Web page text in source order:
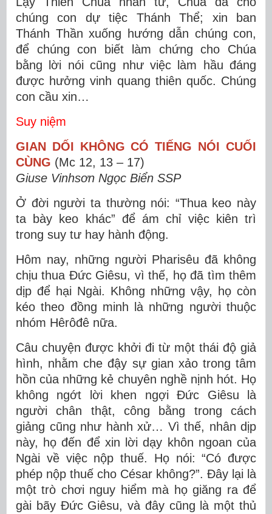
chúng con dự tiệc Thánh Thể; xin ban
Thánh Thần xuống hướng dẫn chúng con,
để chúng con biết làm chứng cho Chúa
bằng lời nói cũng như việc làm hầu đáng
được hưởng vinh quang thiên quốc. Chúng
con cầu xin…
Suy niệm
GIAN DỐI KHÔNG CÓ TIẾNG NÓI CUỐI
CÙNG (Mc 12, 13 – 17)
Giuse Vinhsơn Ngọc Biển SSP
Ở đời người ta thường nói: “Thua keo này
ta bày keo khác” để ám chỉ việc kiên trì
trong suy tư hay hành động.
Hôm nay, những người Pharisêu đã không
chịu thua Đức Giêsu, vì thế, họ đã tìm thêm
dịp để hại Ngài. Không những vậy, họ còn
kéo theo đồng minh là những người thuộc
nhóm Hêrôđê nữa.
Câu chuyện được khởi đi từ một thái độ giả
hình, nhằm che đậy sự gian xảo trong tâm
hồn của những kẻ chuyên nghề nịnh hót. Họ
không ngớt lời khen ngợi Đức Giêsu là
người chân thật, công bằng trong cách
giảng cũng như hành xử… Vì thế, nhân dịp
này, họ đến để xin lời dạy khôn ngoan của
Ngài về việc nộp thuế. Họ nói: “Có được
phép nộp thuế cho César không?”. Đây lại là
một trò chơi nguy hiểm mà họ giăng ra để
gài bãy Đức Giêsu, và đây cũng là một thủ